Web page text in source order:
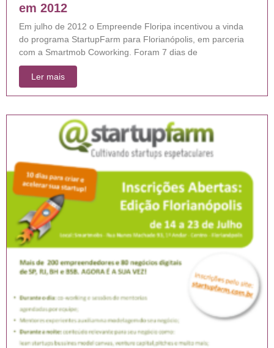
em 2012
Em julho de 2012 o Empreende Floripa incentivou a vinda
do programa StartupFarm para Florianópolis, em parceria
com a Smartmob Coworking. Foram 7 dias de
Ler mais